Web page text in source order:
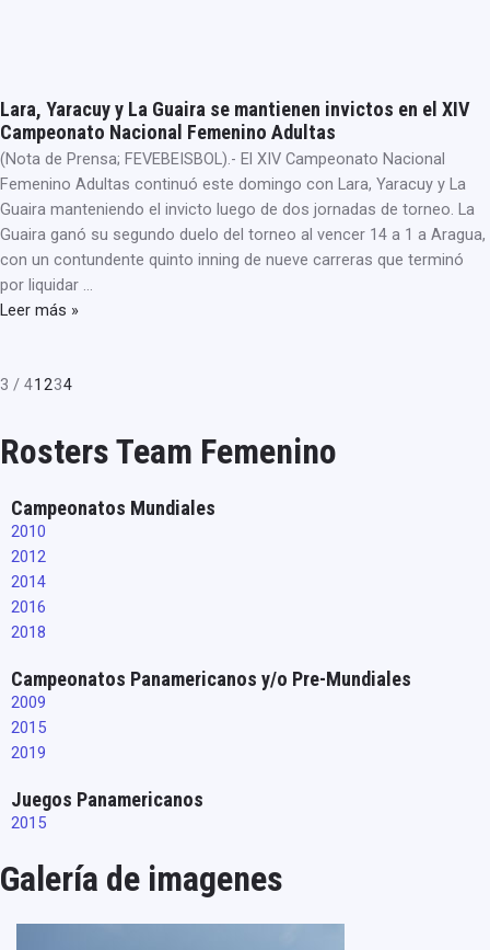
Lara, Yaracuy y La Guaira se mantienen invictos en el XIV
Campeonato Nacional Femenino Adultas
(Nota de Prensa; FEVEBEISBOL).- El XIV Campeonato Nacional
Femenino Adultas continuó este domingo con Lara, Yaracuy y La
Guaira manteniendo el invicto luego de dos jornadas de torneo. La
Guaira ganó su segundo duelo del torneo al vencer 14 a 1 a Aragua,
con un contundente quinto inning de nueve carreras que terminó
por liquidar …
Leer más »
3 / 41 234
Rosters Team Femenino
Campeonatos Mundiales
2010
2012
2014
2016
2018
Campeonatos Panamericanos y/o Pre-Mundiales
2009
2015
2019
Juegos Panamericanos
2015
Galería de imagenes